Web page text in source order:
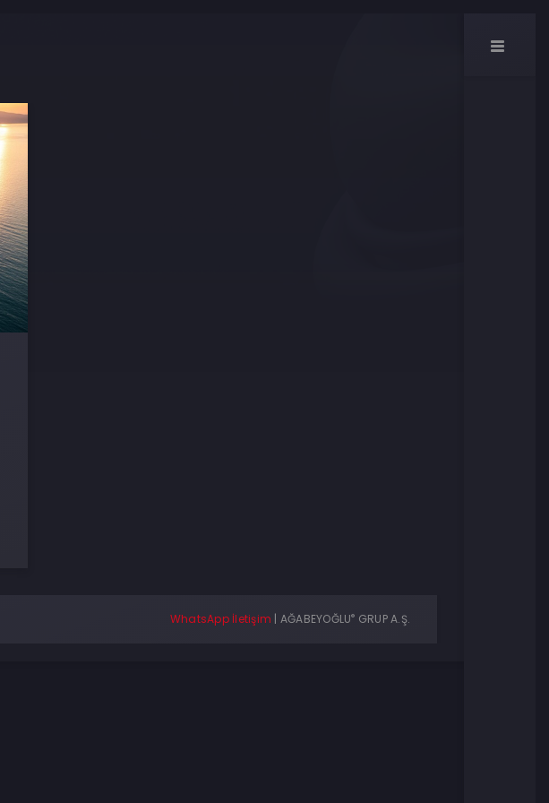
WhatsApp İletişim | AĞABEYOĞLU® GRUP A.Ş.